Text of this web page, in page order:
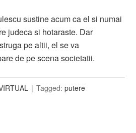
sustine acum ca el si numai
judeca si hotaraste. Dar
pe altii, el se va
de pe scena societatii.
Tagged:putere